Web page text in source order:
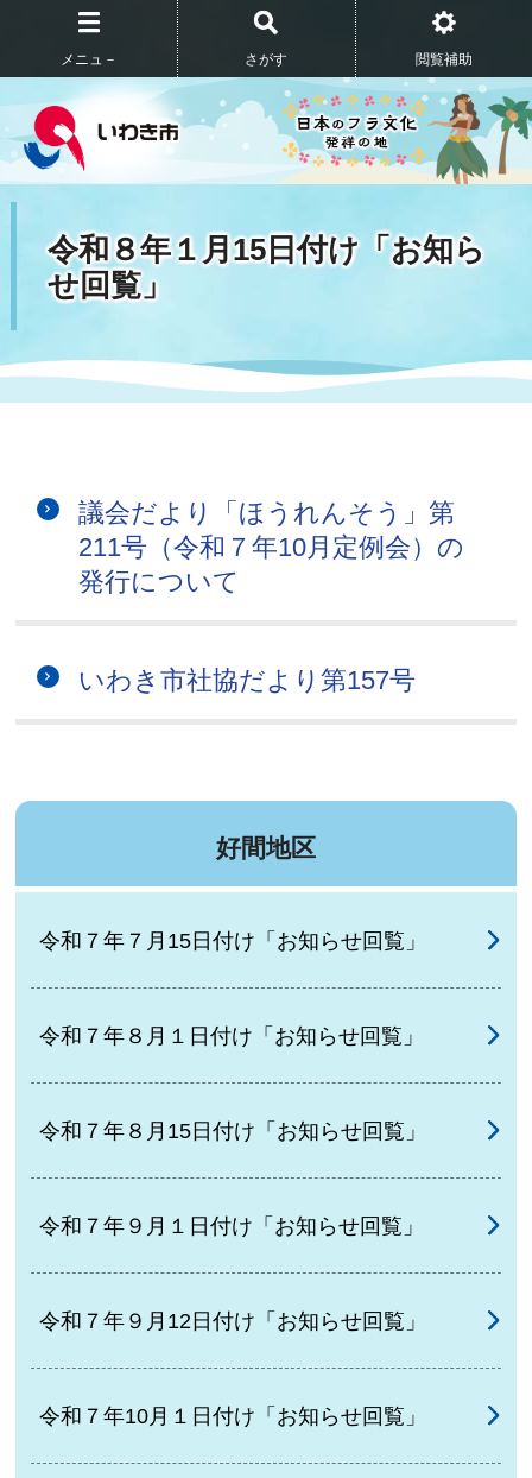
メニュ－ さがす 閲覧補助
令和８年１月15日付け「お知ら
せ回覧」
議会だより「ほうれんそう」第
211号（令和７年10月定例会）の
発行について
いわき市社協だより第157号
好間地区
令和７年７月15日付け「お知らせ回覧」
令和７年８月１日付け「お知らせ回覧」
令和７年８月15日付け「お知らせ回覧」
令和７年９月１日付け「お知らせ回覧」
令和７年９月12日付け「お知らせ回覧」
令和７年10月１日付け「お知らせ回覧」